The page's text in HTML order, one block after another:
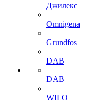
Джилекс
Omnigena
Grundfos
DAB
DAB
WILO